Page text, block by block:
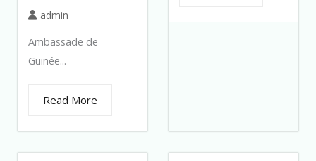
admin
Ambassade de
Guinée...
Read More